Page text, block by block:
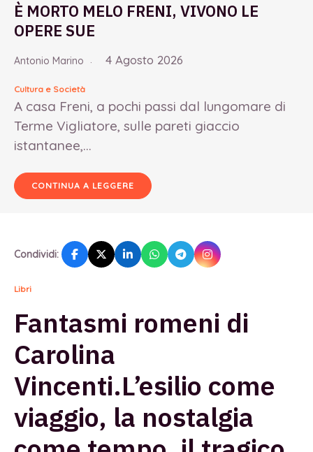
È MORTO MELO FRENI, VIVONO LE
OPERE SUE
Antonio Marino 4 Agosto 2026
Cultura e Società
A casa Freni, a pochi passi dal lungomare di
Terme Vigliatore, sulle pareti giaccio
istantanee,...
CONTINUA A LEGGERE
Condividi:
Libri
Fantasmi romeni di
Carolina
Vincenti.L’esilio come
viaggio, la nostalgia